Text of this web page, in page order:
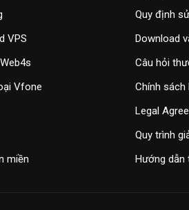
VPS
Vfone
miền
Quy định
Download
Câu hỏi
Chính
Legal
Quy trình
Hướng dẫn